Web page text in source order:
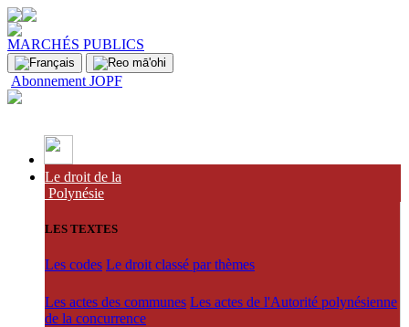
MARCHÉS PUBLICS
Abonnement JOPF
Le droit de la
Polynésie
LES TEXTES
Les codes Le droit classé par thèmes
Les actes des communes Les actes de l'Autorité polynésienne
de la concurrence